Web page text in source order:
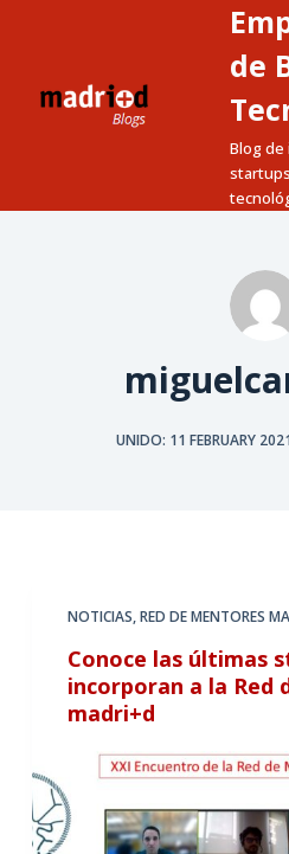
a
de
Blog de
UNIDO: 11 FEBRUARY
NOTICIAS,RED DE MENTORES
Conoce las últimas
incorporan a la Red
madri+d